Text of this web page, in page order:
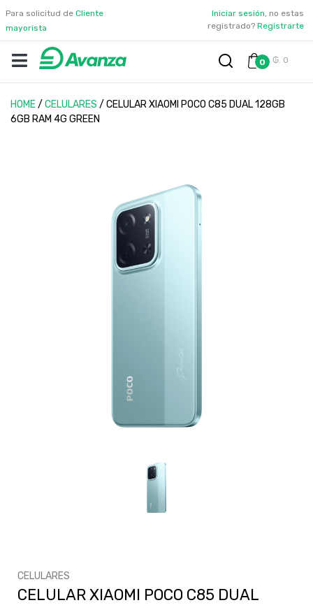
Para solicitud de Cliente
mayorista
Iniciar sesión, no estas
registrado? Registrarte
0 ₲. 0
HOME/ CELULARES / CELULAR XIAOMI POCO C85 DUAL 128GB
6GB RAM 4G GREEN
CELULARES
CELULAR XIAOMI POCO C85 DUAL